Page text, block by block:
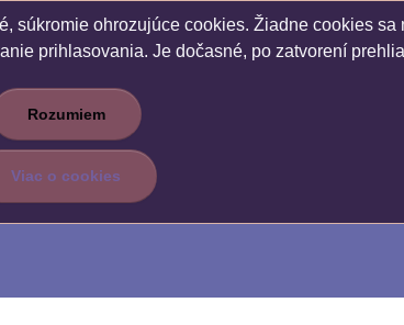
súkromie ohrozujúce cookies. Žiadne cookies sa
prihlasovania. Je dočasné, po zatvorení
Rozumiem
Viac o cookies